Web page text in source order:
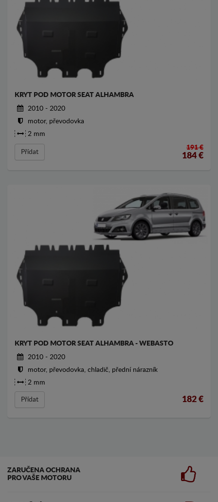
KRYT POD MOTOR SEAT ALHAMBRA
2010 - 2020
motor, převodovka
2 mm
Přídat
191 €
184 €
KRYT POD MOTOR SEAT ALHAMBRA - WEBASTO
2010 - 2020
motor, převodovka, chladič, přední nárazník
2 mm
Přídat 182 €
ZARUČENA OCHRANA
PRO VAŠE MOTORU